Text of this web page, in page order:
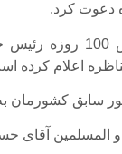
دعوت کرد.
احمدی نژاد
اعلام کرده
سابق کشورمان
المسلمین آقای